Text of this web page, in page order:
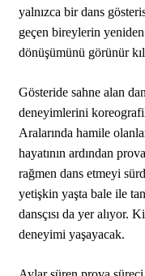
yalnızca bir dans
geçen bireylerin yeniden
dönüşümünü görünür
Gösteride sahne alan
deneyimlerini
Aralarında hamile
hayatının ardından
rağmen dans etmeyi
yetişkin yaşta bale ile
dansçısı da yer alıyor.
deneyimi yaşayacak.